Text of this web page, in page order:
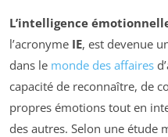
L’intelligence
l’acronyme IE, est devenue
dans le monde des affaires
capacité de reconnaître, de
propres émotions tout en
des autres. Selon une étude